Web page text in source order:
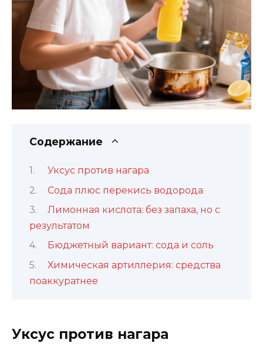
Содержание
Уксус против нагара
Сода плюс перекись водорода
Лимонная кислота: без запаха, но с
результатом
Бюджетный вариант: сода и соль
Химическая артиллерия: средства
поаккуратнее
Уксус против нагара